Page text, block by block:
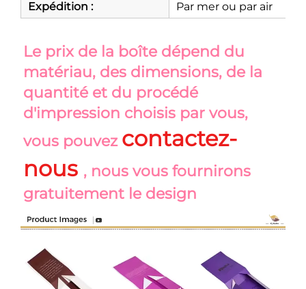
Expédition :
Par mer ou par air
Le prix de la boîte dépend du
matériau, des dimensions, de la
quantité et du procédé
d'impression choisis par vous,
vous pouvez contactez-
nous , nous vous fournirons
gratuitement le design